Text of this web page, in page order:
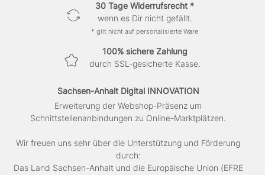
30 Tage Widerrufsrecht *
wenn es Dir nicht gefällt.
* gilt nicht auf personalisierte Ware
100% sichere Zahlung
durch SSL-gesicherte Kasse.
Sachsen-Anhalt Digital INNOVATION
Erweiterung der Webshop-Präsenz um
Schnittstellenanbindungen zu Online-Marktplätzen.
Wir freuen uns sehr über die Unterstützung und Förderung
durch:
Das Land Sachsen-Anhalt und die Europäische Union (EFRE